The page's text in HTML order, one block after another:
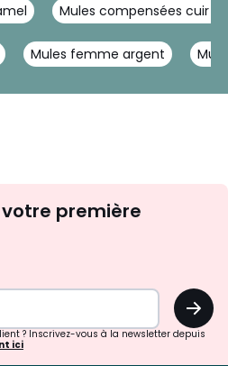
Mules compensées cuir
Mules femme argent
d'inspirations
surprises?
votre première
OK
? Inscrivez-vous à la newsletter depuis
ici